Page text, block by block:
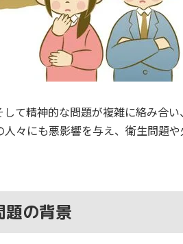
て精神的な問題が複雑に絡み合
人々にも悪影響を与え、衛生問題
題の背景